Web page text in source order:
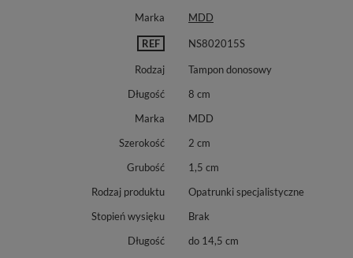
Marka MDD
REF NS802015S
Rodzaj
Tampon donosowy
Długość
8 cm
Marka
MDD
Szerokość
2 cm
Grubość
1,5 cm
Rodzaj produktu
Opatrunki specjalistyczne
Stopień wysięku
Brak
Długość
do 14,5 cm